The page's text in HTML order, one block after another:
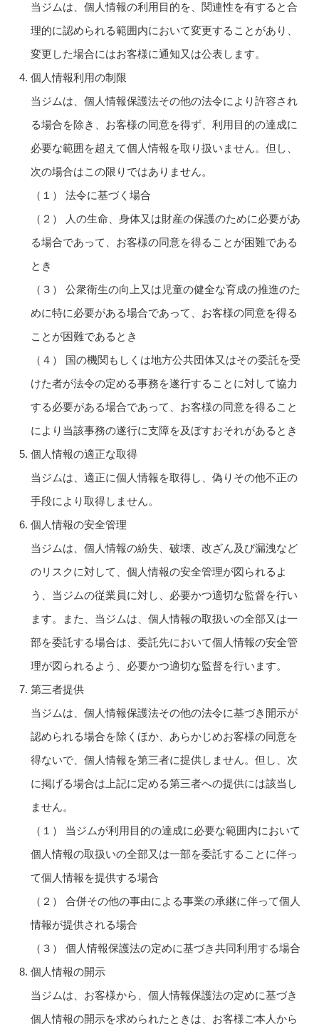
当ジムは、個人情報の利用目的を、関連性を有すると合
理的に認められる範囲内において変更することがあり、
変更した場合にはお客様に通知又は公表します。
個人情報利用の制限
当ジムは、個人情報保護法その他の法令により許容され
る場合を除き、お客様の同意を得ず、利用目的の達成に
必要な範囲を超えて個人情報を取り扱いません。但し、
次の場合はこの限りではありません。
（１） 法令に基づく場合
（２） 人の生命、身体又は財産の保護のために必要があ
る場合であって、お客様の同意を得ることが困難である
とき
（３） 公衆衛生の向上又は児童の健全な育成の推進のた
めに特に必要がある場合であって、お客様の同意を得る
ことが困難であるとき
（４） 国の機関もしくは地方公共団体又はその委託を受
けた者が法令の定める事務を遂行することに対して協力
する必要がある場合であって、お客様の同意を得ること
により当該事務の遂行に支障を及ぼすおそれがあるとき
個人情報の適正な取得
当ジムは、適正に個人情報を取得し、偽りその他不正の
手段により取得しません。
個人情報の安全管理
当ジムは、個人情報の紛失、破壊、改ざん及び漏洩など
のリスクに対して、個人情報の安全管理が図られるよ
う、当ジムの従業員に対し、必要かつ適切な監督を行い
ます。また、当ジムは、個人情報の取扱いの全部又は一
部を委託する場合は、委託先において個人情報の安全管
理が図られるよう、必要かつ適切な監督を行います。
第三者提供
当ジムは、個人情報保護法その他の法令に基づき開示が
認められる場合を除くほか、あらかじめお客様の同意を
得ないで、個人情報を第三者に提供しません。但し、次
に掲げる場合は上記に定める第三者への提供には該当し
ません。
（１） 当ジムが利用目的の達成に必要な範囲内において
個人情報の取扱いの全部又は一部を委託することに伴っ
て個人情報を提供する場合
（２） 合併その他の事由による事業の承継に伴って個人
情報が提供される場合
（３） 個人情報保護法の定めに基づき共同利用する場合
個人情報の開示
当ジムは、お客様から、個人情報保護法の定めに基づき
個人情報の開示を求められたときは、お客様ご本人から